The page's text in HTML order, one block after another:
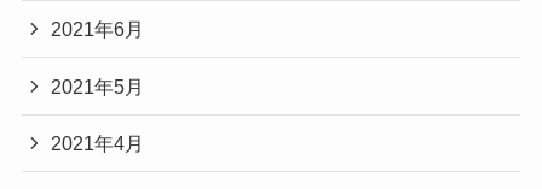
2021年6月
2021年5月
2021年4月